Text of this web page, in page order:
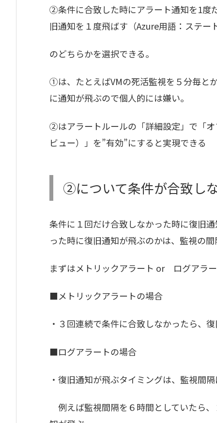
②条件に合致した時にアラート通知を1度
旧通知を１度飛ばす（Azure用語：ステー
のどちらかを選択できる。
①は、たとえばVMの死活監視を５分毎と
に通知が飛ぶので個人的には嫌い。
②はアラートルールの「詳細設定」で「
ビュー）」を”有効”にすると実現できる
②について条件が合致し
条件に１回だけ合致しなかった時に復旧
った時に復旧通知が飛ぶのかは、監視の
まずはメトリックアラート or ログアラ
■メトリックアラートの場合
・３回連続で条件に合致しなかったら、
■ログアラートの場合
・復旧通知が飛ぶタイミングは、監視間
例えば監視間隔を６時間としていたら